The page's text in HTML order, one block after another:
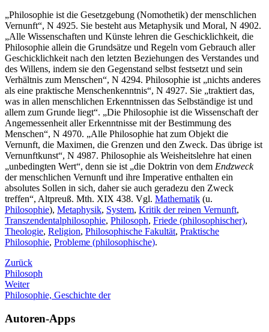
„Philosophie ist die Gesetzgebung (Nomothetik) der menschlichen
Vernunft“, N 4925. Sie besteht aus Metaphysik und Moral, N 4902.
„Alle Wissenschaften und Künste lehren die Geschicklichkeit, die
Philosophie allein die Grundsätze und Regeln vom Gebrauch aller
Geschicklichkeit nach den letzten Beziehungen des Verstandes und
des Willens, indem sie den Gegenstand selbst festsetzt und sein
Verhältnis zum Menschen“, N 4294. Philosophie ist „nichts anderes
als eine praktische Menschenkenntnis“, N 4927. Sie „traktiert das,
was in allen menschlichen Erkenntnissen das Selbständige ist und
allem zum Grunde liegt“. „Die Philosophie ist die Wissenschaft der
Angemessenheit aller Erkenntnisse mit der Bestimmung des
Menschen“, N 4970. „Alle Philosophie hat zum Objekt die
Vernunft, die Maximen, die Grenzen und den Zweck. Das übrige ist
Vernunftkunst“, N 4987. Philosophie als Weisheitslehre hat einen
„unbedingten Wert“, denn sie ist „die Doktrin von dem Endzweck
der menschlichen Vernunft und ihre Imperative enthalten ein
absolutes Sollen in sich, daher sie auch geradezu den Zweck
treffen“, Altpreuß. Mth. XIX 438. Vgl. Mathematik (u.
Philosophie), Metaphysik, System, Kritik der reinen Vernunft,
Transzendentalphilosophie, Philosoph, Friede (philosophischer),
Theologie, Religion, Philosophische Fakultät, Praktische
Philosophie, Probleme (philosophische).
Zurück
Philosoph
Weiter
Philosophie, Geschichte der
Autoren-Apps